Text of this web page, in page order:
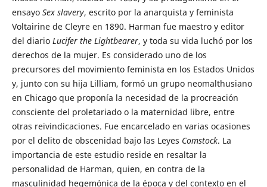
ensayo Sex slavery, escrito por la anarquista y feminista
Voltairine de Cleyre en 1890. Harman fue maestro y editor
del diario Lucifer the Lightbearer, y toda su vida luchó por los
derechos de la mujer. Es considerado uno de los
precursores del movimiento feminista en los Estados Unidos
y, junto con su hija Lilliam, formó un grupo neomalthusiano
en Chicago que proponía la necesidad de la procreación
consciente del proletariado o la maternidad libre, entre
otras reivindicaciones. Fue encarcelado en varias ocasiones
por el delito de obscenidad bajo las Leyes Comstock. La
importancia de este estudio reside en resaltar la
personalidad de Harman, quien, en contra de la
masculinidad hegemónica de la época y del contexto en el